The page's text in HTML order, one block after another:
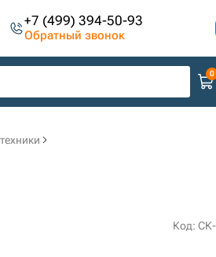
+7 (499) 394-50-93
Обратный звонок
Код: